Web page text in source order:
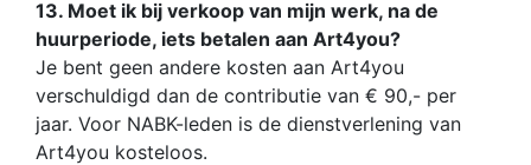
13. Moet ik bij verkoop van mijn werk, na de
huurperiode, iets betalen aan Art4you?
Je bent geen andere kosten aan Art4you
verschuldigd dan de contributie van € 90,- per
jaar. Voor NABK-leden is de dienstverlening van
Art4you kosteloos.